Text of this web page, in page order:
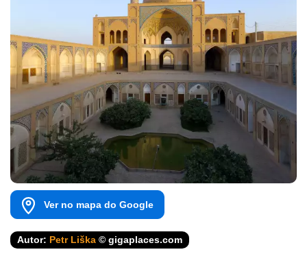
Ver no mapa do Google
Autor: Petr Liška © gigaplaces.com